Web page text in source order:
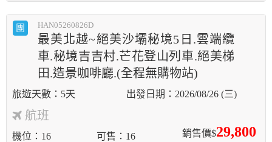
團 HAN05260826D
最美北越~絕美沙壩秘境5日.雲端纜
車.秘境吉吉村.芒花登山列車.絕美梯
田.造景咖啡廳.(全程無購物站)
5天 2026/08/26 (三)
航班
銷售價$29,800
機位 16 可售 16